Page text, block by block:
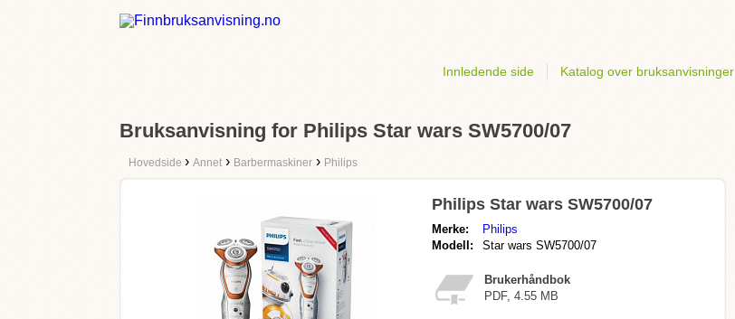
Innledende side Katalog over bruksanvisninger
Bruksanvisning for Philips Star wars SW5700/07
Hovedside › Annet › Barbermaskiner › Philips
Philips Star wars SW5700/07
Merke:
Philips
Modell:
Star wars SW5700/07
Brukerhåndbok
PDF, 4.55 MB